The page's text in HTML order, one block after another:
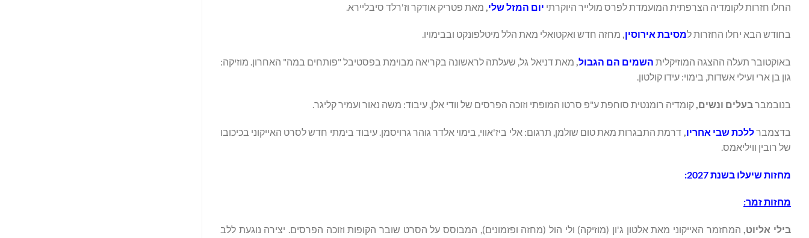
החלו חזרות לקומדיה הצרפתית המועמדת לפרס מולייר היוקרתי יום המזל שלי מאת פטריק אודקר וז'רלד סיבליירא.
בחודש הבא יחלו החזרות למסיבת אירוסין, מחזה חדש ואקטואלי מאת הלל מיטלפונקט ובבימויו.
באוקטובר תעלה ההצגה המוזיקלית השמים הם הגבול, מאת דניאל גל, שעלתה לראשונה בקריאה מבוימת בפסטיבל "פותחים במה" האחרון. מוזיקה:
גון בן ארי ועילי אשדות, בימוי: עידו קולטון.
בנובמברבעלים ונשים,קומדיה רומנטית סוחפת ע"פ סרטו המופתי וזוכה הפרסים של וודי אלן, עיבוד: משה נאור ועמיר קליגר.
בדצמברללכת שבי אחריו דרמת התבגרות מאת טום שולמן, תרגום: אלי ביז'אווי, בימוי אלדר גוהר גרויסמן. עיבוד בימתי חדש לסרט האייקוני בכיכובו
של רובין וויליאמס.
מחזות שיעלו בשנת 2027:
מחזות זמר:
בילי אליוט,המחזמר האייקוני מאת אלטון ג'ון (מוזיקה) ולי הול (מחזה ופזמונים), המבוסס על הסרט שובר הקופות וזוכה הפרסים. יצירה נוגעת ללב